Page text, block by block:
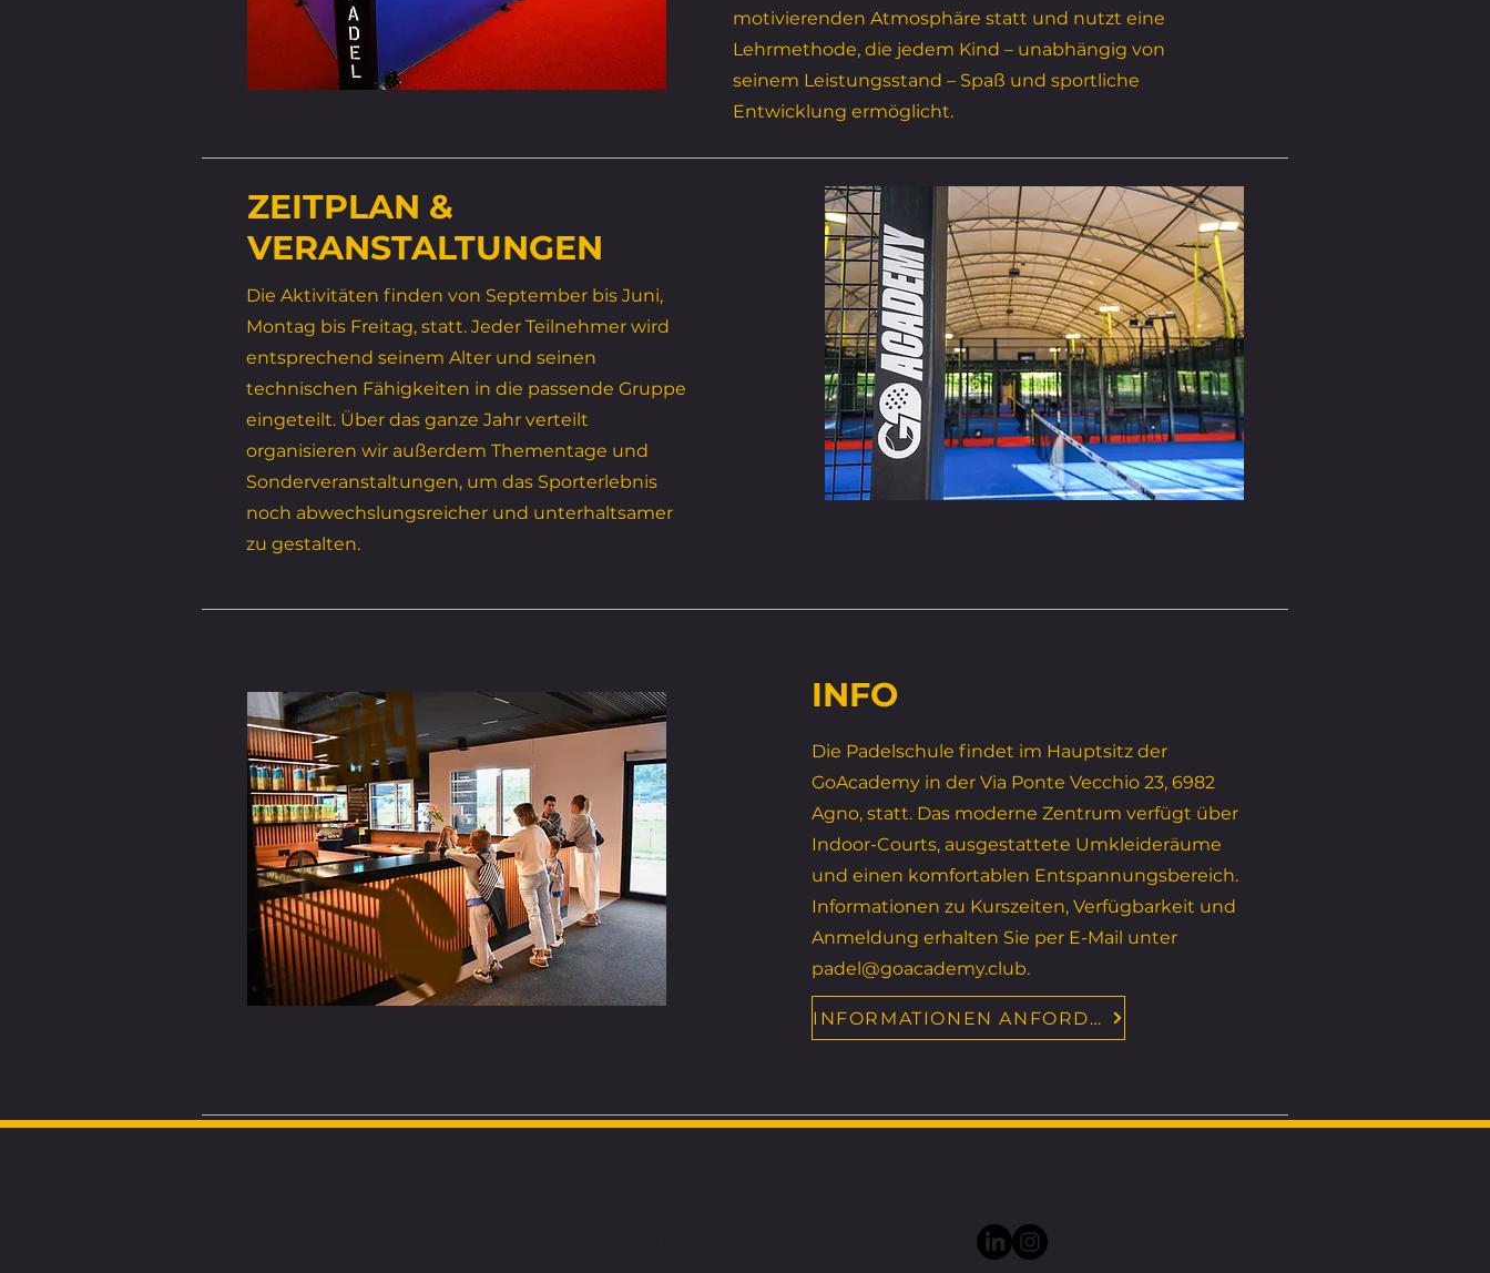
motivierenden Atmosphäre statt und nutzt eine
Lehrmethode, die jedem Kind – unabhängig von
seinem Leistungsstand – Spaß und sportliche
Entwicklung ermöglicht.
ZEITPLAN &
VERANSTALTUNGEN
Die Aktivitäten finden von September bis Juni,
Montag bis Freitag, statt. Jeder Teilnehmer wird
entsprechend seinem Alter und seinen
technischen Fähigkeiten in die passende Gruppe
eingeteilt. Über das ganze Jahr verteilt
organisieren wir außerdem Thementage und
Sonderveranstaltungen, um das Sporterlebnis
noch abwechslungsreicher und unterhaltsamer
zu gestalten.
INFO
Die Padelschule findet im Hauptsitz der
GoAcademy in der Via Ponte Vecchio 23, 6982
Agno, statt. Das moderne Zentrum verfügt über
Indoor-Courts, ausgestattete Umkleideräume
und einen komfortablen Entspannungsbereich.
Informationen zu Kurszeiten, Verfügbarkeit und
Anmeldung erhalten Sie per E-Mail unter
padel@goacademy.club.
INFORMATIONEN ANFORDERN